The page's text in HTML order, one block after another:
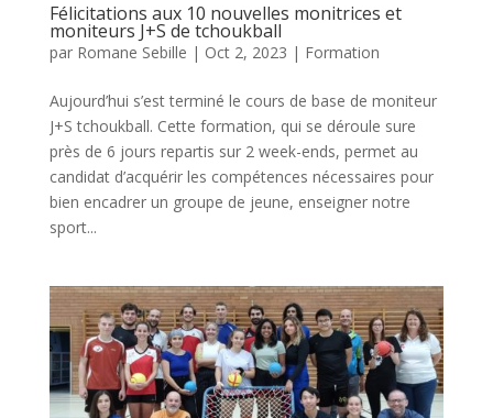
Félicitations aux 10 nouvelles monitrices et
moniteurs J+S de tchoukball
par Romane Sebille | Oct 2, 2023 | Formation
Aujourd’hui s’est terminé le cours de base de moniteur
J+S tchoukball. Cette formation, qui se déroule sure
près de 6 jours repartis sur 2 week-ends, permet au
candidat d’acquérir les compétences nécessaires pour
bien encadrer un groupe de jeune, enseigner notre
sport...